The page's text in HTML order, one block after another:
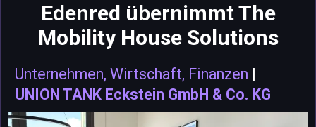
Edenred übernimmt The
Mobility House Solutions
Unternehmen, Wirtschaft, Finanzen |
UNION TANK Eckstein GmbH & Co. KG